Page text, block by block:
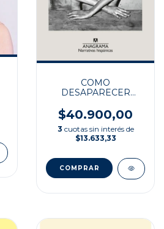
COMO
DESAPARECER
$40.900,00
3 cuotas sin interés de
$13.633,33